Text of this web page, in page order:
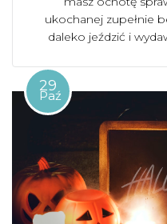
ukochanej zupełnie
daleko jeździć i
29
Paź